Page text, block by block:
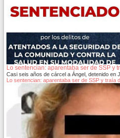
Lo sentencian: aparentaba ser de SSP y
Casi seis años de cárcel a Ángel, detenido en
Lo sentencian: aparentaba ser de SSP y traía